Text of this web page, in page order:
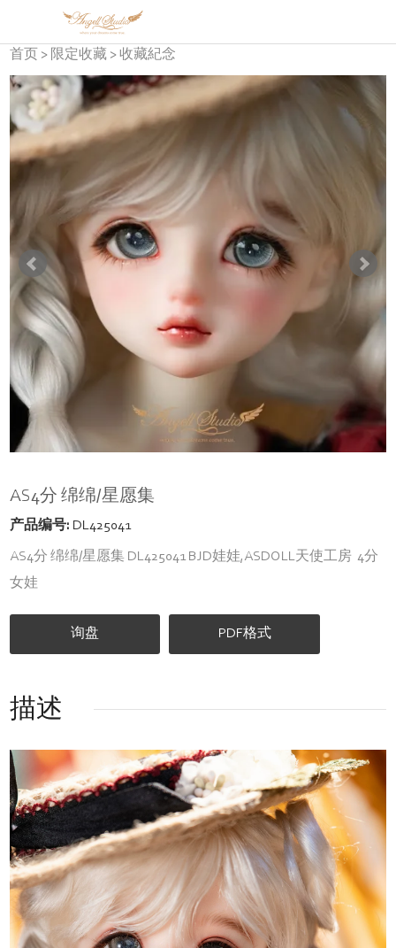
首页 > 限定收藏 >收藏紀念
AS4分 绵绵/星愿集
产品编号: DL425041
AS4分 绵绵/星愿集 DL425041 BJD娃娃,ASDOLL天使工房 4分
女娃
询盘 PDF格式
描述